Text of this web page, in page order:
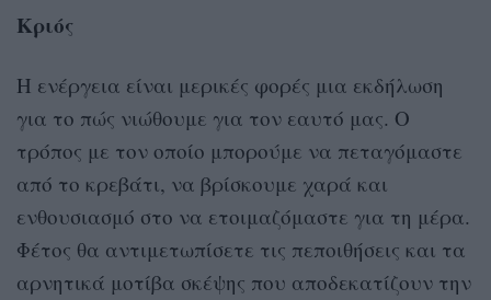
Κριός
Η ενέργεια είναι μερικές φορές μια εκδήλωση
για το πώς νιώθουμε για τον εαυτό μας. Ο
τρόπος με τον οποίο μπορούμε να πεταγόμαστε
από το κρεβάτι, να βρίσκουμε χαρά και
ενθουσιασμό στο να ετοιμαζόμαστε για τη μέρα.
Φέτος θα αντιμετωπίσετε τις πεποιθήσεις και τα
αρνητικά μοτίβα σκέψης που αποδεκατίζουν την